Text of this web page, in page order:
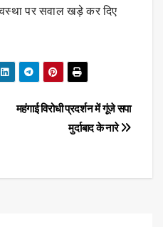
पर सवाल खड़े कर दिए
महंगाई विरोधी प्रदर्शन में गूंजे सपा
मुर्दाबाद के नारे